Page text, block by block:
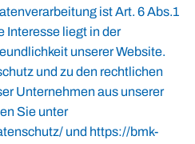
ist Art. 6 Abs.1
Interesse liegt in der
unserer Website.
und zu den rechtlichen
Unternehmen aus unserer
Sie unter
und https://bmk-